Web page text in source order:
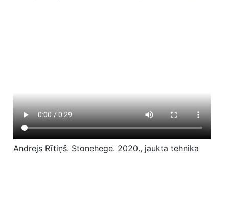
Andrejs Rītiņš. Stonehege. 2020., jaukta tehnika